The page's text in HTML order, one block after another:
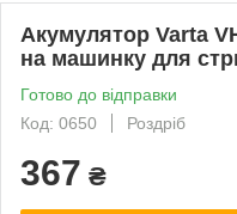
Акумулятор Varta
на машинку для
Готово до відправки
Код: 0650
Роздріб
367 ₴